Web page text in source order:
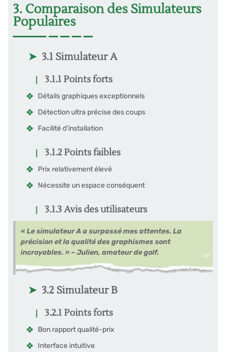
3. Comparaison des Simulateurs
Populaires
3.1 Simulateur A
3.1.1 Points forts
Détails graphiques exceptionnels
Détection ultra précise des coups
Facilité d’installation
3.1.2 Points faibles
Prix relativement élevé
Nécessite un espace conséquent
3.1.3 Avis des utilisateurs
« Le simulateur A a surpassé mes attentes. La
précision et la qualité des graphismes sont
incroyables. » – Julien, amateur de golf.
3.2 Simulateur B
3.2.1 Points forts
Bon rapport qualité-prix
Interface intuitive